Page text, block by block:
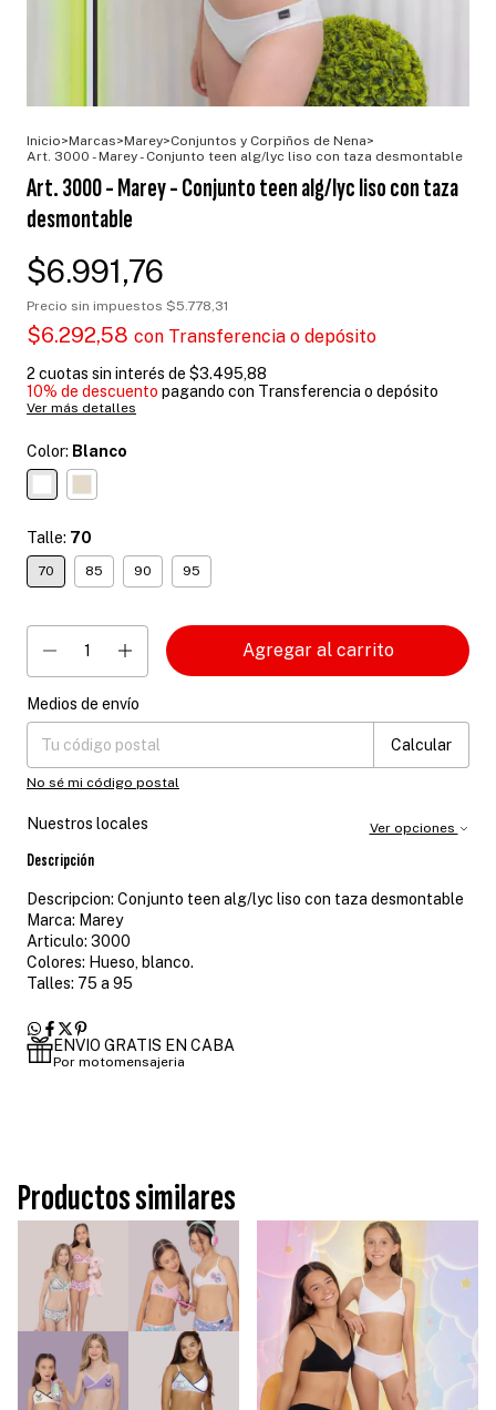
Inicio>Marcas>Marey>Conjuntos y Corpiños de Nena>
Art. 3000 - Marey - Conjunto teen alg/lyc liso con taza desmontable
Art. 3000 - Marey - Conjunto teen alg/lyc liso con taza
desmontable
$6.991,76
Precio sin impuestos $5.778,31
$6.292,58 con Transferencia o depósito
2 cuotas sin interés de $3.495,88
10% de descuento pagando con Transferencia o depósito
Ver más detalles
Color: Blanco
Talle: 70
70 85 90 95
Entregas para el CP:
Medios de envío
Calcular
No sé mi código postal
Nuestros locales Ver opciones
Descripción
Descripcion: Conjunto teen alg/lyc liso con taza desmontable
Marca: Marey
Articulo: 3000
Colores: Hueso, blanco.
Talles: 75 a 95
ENVIO GRATIS EN CABA
Por motomensajeria
Productos similares